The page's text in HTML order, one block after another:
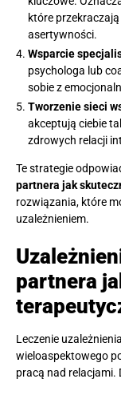
które
asertywności.
Wsparcie
psychologa lub
sobie z
Tworzenie sieci
akceptują ciebie
zdrowych relacji
Te strategie
partnera jak
rozwiązania, które
uzależnieniem.
partnera
Leczenie
wieloaspektowego
pracą nad relacjami.